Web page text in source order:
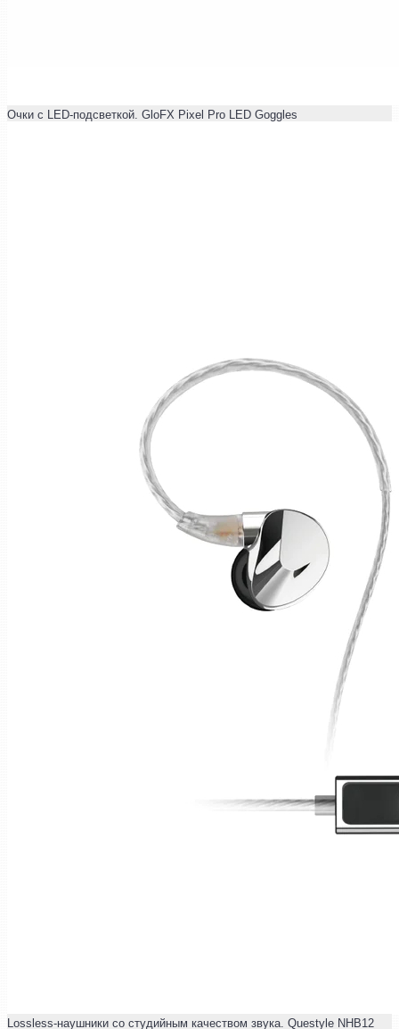
Очки с LED-подсветкой. GloFX Pixel Pro LED Goggles
Lossless-наушники со студийным качеством звука. Questyle NHB12